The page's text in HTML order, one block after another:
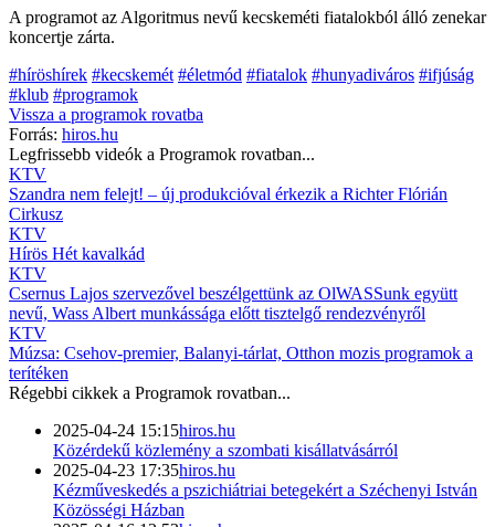
A programot az Algoritmus nevű kecskeméti fiatalokból álló zenekar
koncertje zárta.
#híröshírek #kecskemét #életmód #fiatalok #hunyadiváros #ifjúság
#klub #programok
Vissza a programok rovatba
Forrás: hiros.hu
Legfrissebb videók a Programok rovatban...
KTV
Szandra nem felejt! – új produkcióval érkezik a Richter Flórián
Cirkusz
KTV
Hírös Hét kavalkád
KTV
Csernus Lajos szervezővel beszélgettünk az OlWASSunk együtt
nevű, Wass Albert munkássága előtt tisztelgő rendezvényről
KTV
Múzsa: Csehov-premier, Balanyi-tárlat, Otthon mozis programok a
terítéken
Régebbi cikkek a Programok rovatban...
2025-04-24 15:15hiros.hu
Közérdekű közlemény a szombati kisállatvásárról
2025-04-23 17:35hiros.hu
Kézműveskedés a pszichiátriai betegekért a Széchenyi István
Közösségi Házban